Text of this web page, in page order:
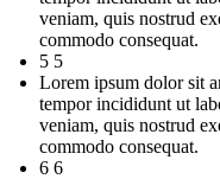
veniam, quis nostrud
commodo consequat.
5 5
Lorem ipsum dolor sit
tempor incididunt ut
veniam, quis nostrud
commodo consequat.
6 6